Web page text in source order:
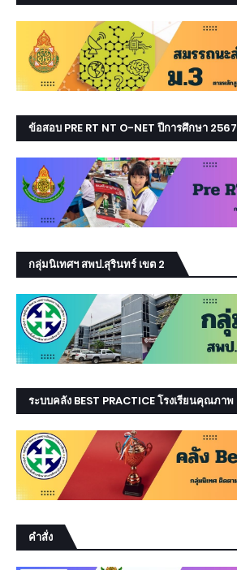
ข้อสอบ PRE RT NT O-NET ปีการศึกษา 2567
กลุ่มนิเทศฯ สพป.สุรินทร์ เขต 2
ระบบคลัง BEST PRACTICE โรงเรียนคุณภาพ
คำสั่ง